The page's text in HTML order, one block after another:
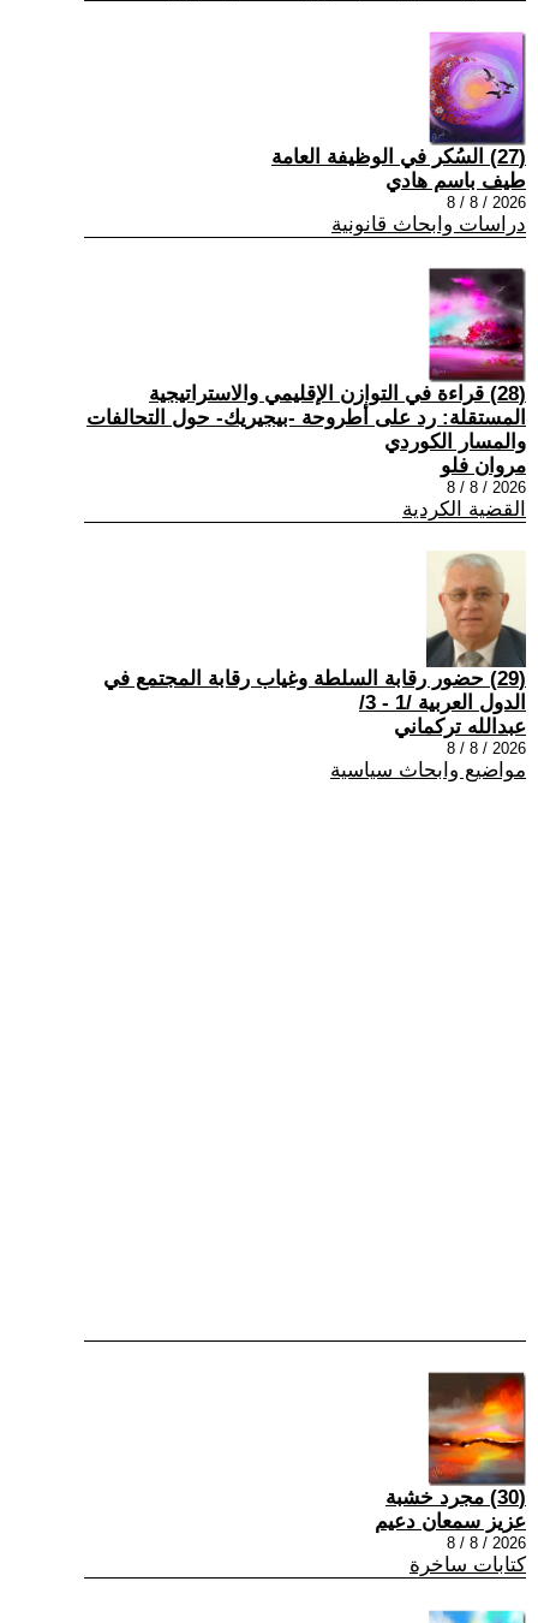
(27) السُكر في الوظيفة العامة
طيف باسم هادي
2026 / 8 / 8
دراسات وابحاث قانونية
(28) قراءة في التوازن الإقليمي والاستراتيجية
المستقلة: رد على أطروحة -بيجيريك- حول التحالفات
والمسار الكوردي
مروان فلو
2026 / 8 / 8
القضية الكردية
(29) حضور رقابة السلطة وغياب رقابة المجتمع في
الدول العربية /1 - 3/
عبدالله تركماني
2026 / 8 / 8
مواضيع وابحاث سياسية
(30) مجرد خشبة
عزيز سمعان دعيم
2026 / 8 / 8
كتابات ساخرة